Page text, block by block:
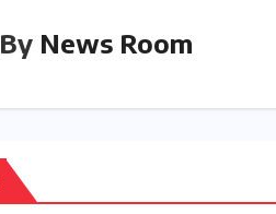
By News Room